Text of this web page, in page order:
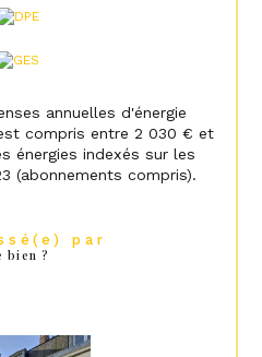
annuelles d'énergie
compris entre 2 030 € et
énergies indexés sur les
(abonnements compris).
par
bien ?